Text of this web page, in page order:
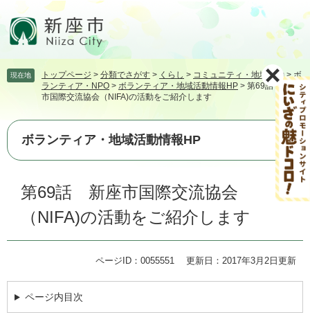
頭飛
て
文
現在地 トップページ > 分類でさがす > くらし > コミュニティ・地域活動 >ボ
ランティア・NPO > ボランティア・地域活動情報HP > 第69話 新座
市国際交流協会（NIFA)の活動をご紹介します
ボランティア・地域活動情報HP
第69話 新座市国際交流協会
（NIFA)の活動をご紹介します
ページID：0055551 更新日：2017年3月2日更新
ページ内目次